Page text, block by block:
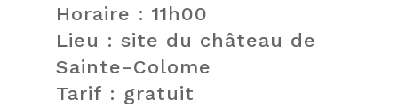
Horaire : 11h00
Lieu : site du château de
Sainte-Colome
Tarif : gratuit